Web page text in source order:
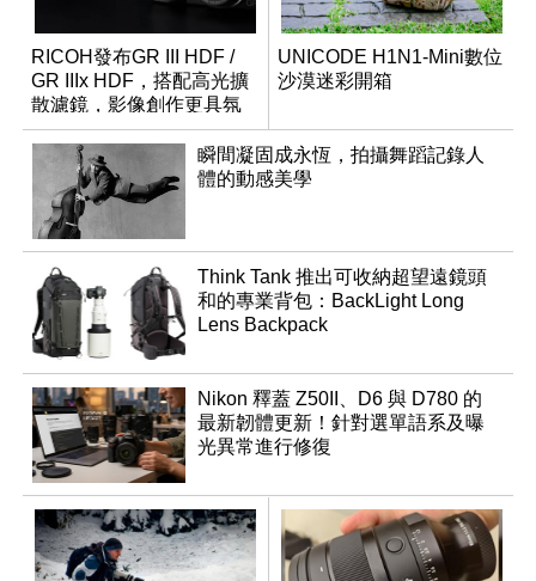
RICOH發布GR III HDF /
GR IIIx HDF，搭配高光擴
散濾鏡，影像創作更具氛
圍！
UNICODE H1N1-Mini數位
沙漠迷彩開箱
瞬間凝固成永恆，拍攝舞蹈記錄人
體的動感美學
Think Tank 推出可收納超望遠鏡頭
和的專業背包：BackLight Long
Lens Backpack
Nikon 釋蓋 Z50II、D6 與 D780 的
最新韌體更新！針對選單語系及曝
光異常進行修復